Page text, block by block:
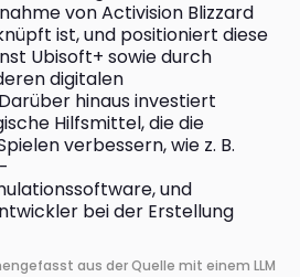
von Activision Blizzard
ist, und positioniert diese
Ubisoft+ sowie durch
digitalen
hinaus investiert
Hilfsmittel, die die
verbessern, wie z. B.
und
bei der Erstellung
aus der Quelle mit einem LLM